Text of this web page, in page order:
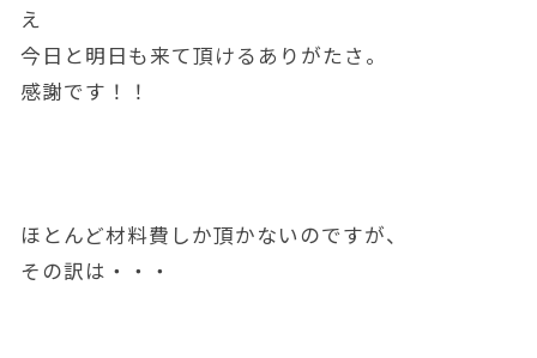
え
今日と明日も来て頂けるありがたさ。
感謝です！！
ほとんど材料費しか頂かないのですが、
その訳は・・・